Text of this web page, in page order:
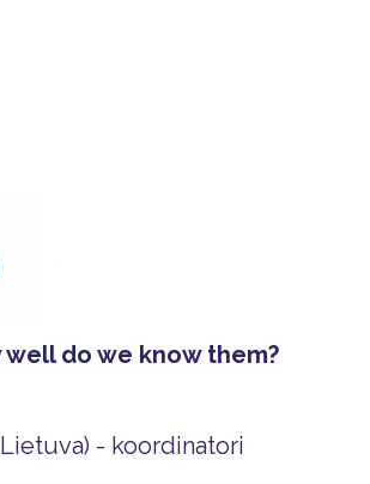
well do we know them?
- koordinatori